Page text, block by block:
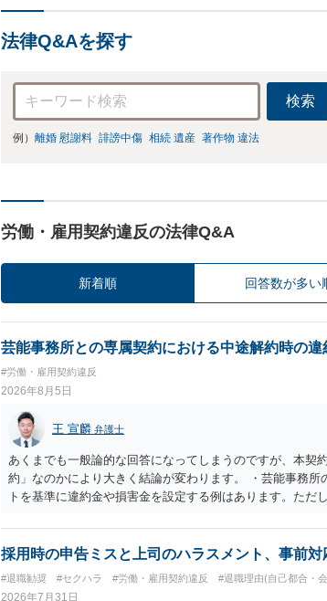
法律Q&Aを探す
検索
例） 離婚 慰謝料 誹謗中傷 相続 遺産 著作物 違法
労働・雇用契約違反の法律Q&A
新着順 回答数が多い
芸能事務所との専属契約における中途解約時の
#労働・雇用契約違反
2026年8月5日
王 宣麟 弁護士
あくまでも一般論的な回答になってしまうのですが、本契
約」なのかにより大きく結論が変わります。 ・芸能事務
トを基準に違約金や損害金を設定する例はあります。ただ
になるわけではありません。契約が労働契約に近い実態な
なくても、金額が事務所の損害と比べて過大なら無効や減
ではなく「合理的な実費・未回収費用のみ」に限定する、
採用時の申告ミスと上司のハラスメント、事前対
#退職勧奨 #セクハラ #労働・雇用契約違反 #退職理由(自己都合・
2026年7月31日